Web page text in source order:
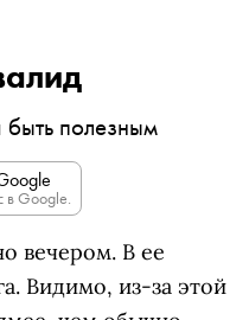
полезным
в Google.
вечером. В ее
Видимо, из-за этой